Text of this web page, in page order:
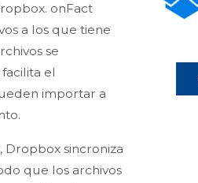
onFact
a los que tiene
se
el
importar a
sincroniza
que los archivos